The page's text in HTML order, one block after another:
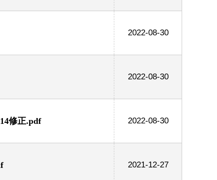
2022-08-30
2022-08-30
修正.pdf 2022-08-30
2021-12-27